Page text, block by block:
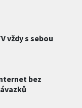
vždy s sebou
bez